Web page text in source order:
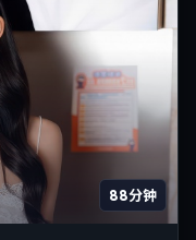
88分钟